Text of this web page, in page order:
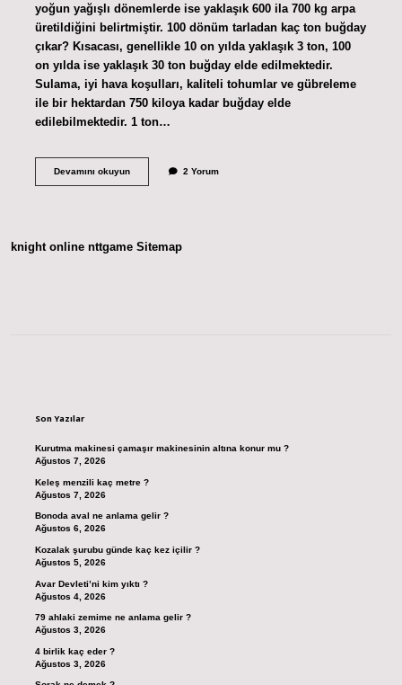
yoğun yağışlı dönemlerde ise yaklaşık 600 ila 700 kg arpa
üretildiğini belirtmiştir. 100 dönüm tarladan kaç ton buğday
çıkar? Kısacası, genellikle 10 on yılda yaklaşık 3 ton, 100
on yılda ise yaklaşık 30 ton buğday elde edilmektedir.
Sulama, iyi hava koşulları, kaliteli tohumlar ve gübreleme
ile bir hektardan 750 kiloya kadar buğday elde
edilebilmektedir. 1 ton…
Devamını okuyun1
Çıkar
2 Yorum
knight online nttgame Sitemap
Son Yazılar
Kurutma makinesi çamaşır makinesinin altına konur mu ?
Ağustos 7, 2026
Keleş menzili kaç metre ?
Ağustos 7, 2026
Bonoda aval ne anlama gelir ?
Ağustos 6, 2026
Kozalak şurubu günde kaç kez içilir ?
Ağustos 5, 2026
Avar Devleti’ni kim yıktı ?
Ağustos 4, 2026
79 ahlaki zemime ne anlama gelir ?
Ağustos 3, 2026
4 birlik kaç eder ?
Ağustos 3, 2026